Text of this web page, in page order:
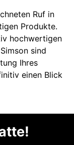
Ruf in
Produkte.
hochwertigen
sind
Ihres
einen Blick